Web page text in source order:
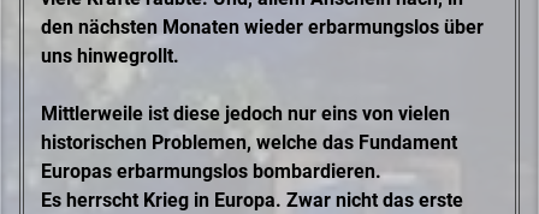
den nächsten Monaten wieder erbarmungslos über
uns hinwegrollt.
Mittlerweile ist diese jedoch nur eins von vielen
historischen Problemen, welche das Fundament
Europas erbarmungslos bombardieren.
Es herrscht Krieg in Europa. Zwar nicht das erste